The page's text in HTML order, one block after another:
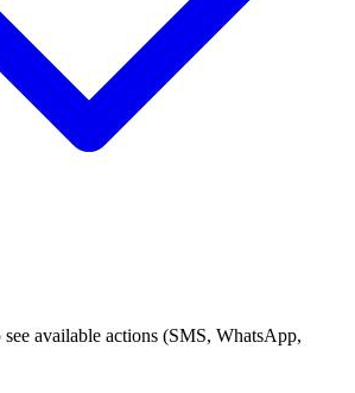
available actions (SMS, WhatsApp,